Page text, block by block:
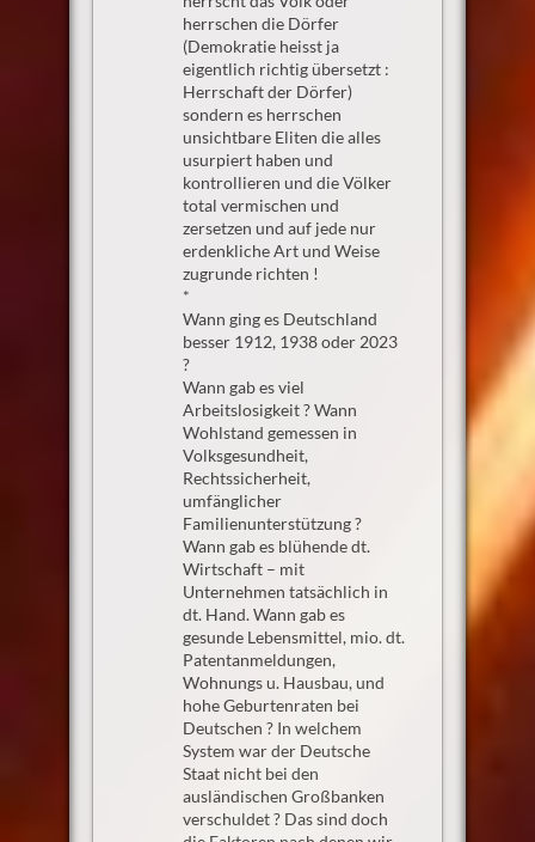
herrschen die Dörfer
(Demokratie heisst ja
eigentlich richtig übersetzt :
Herrschaft der Dörfer)
sondern es herrschen
unsichtbare Eliten die alles
usurpiert haben und
kontrollieren und die Völker
total vermischen und
zersetzen und auf jede nur
erdenkliche Art und Weise
zugrunde richten !
*
Wann ging es Deutschland
besser 1912, 1938 oder 2023
?
Wann gab es viel
Arbeitslosigkeit ? Wann
Wohlstand gemessen in
Volksgesundheit,
Rechtssicherheit,
umfänglicher
Familienunterstützung ?
Wann gab es blühende dt.
Wirtschaft – mit
Unternehmen tatsächlich in
dt. Hand. Wann gab es
gesunde Lebensmittel, mio. dt.
Patentanmeldungen,
Wohnungs u. Hausbau, und
hohe Geburtenraten bei
Deutschen ? In welchem
System war der Deutsche
Staat nicht bei den
ausländischen Großbanken
verschuldet ? Das sind doch